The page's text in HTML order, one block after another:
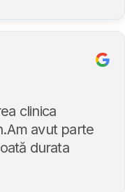
clinica
avut parte
durata